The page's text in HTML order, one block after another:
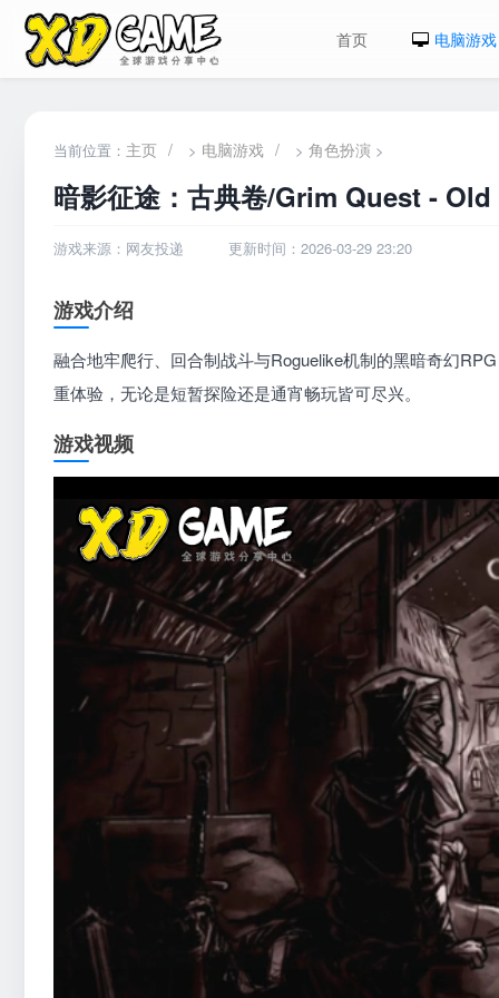
首页 电脑游戏
当前位置： 主页 / > 电脑游戏 / > 角色扮演 >
暗影征途：古典卷/Grim Quest -
游戏来源：网友投递 更新时间：2026-03-29 23:20
游戏介绍
融合地牢爬行、回合制战斗与Roguelike机制的黑暗奇幻
重体验，无论是短暂探险还是通宵畅玩皆可尽兴。
游戏视频